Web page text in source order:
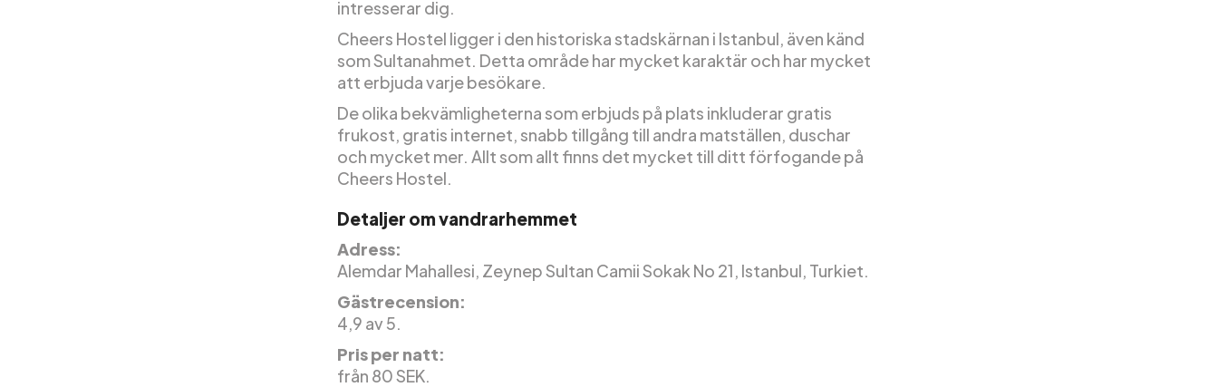
intresserar dig.
Cheers Hostel ligger i den historiska stadskärnan i Istanbul, även känd
som Sultanahmet. Detta område har mycket karaktär och har mycket
att erbjuda varje besökare.
De olika bekvämligheterna som erbjuds på plats inkluderar gratis
frukost, gratis internet, snabb tillgång till andra matställen, duschar
och mycket mer. Allt som allt finns det mycket till ditt förfogande på
Cheers Hostel.
Detaljer om vandrarhemmet
Adress:
Alemdar Mahallesi, Zeynep Sultan Camii Sokak No 21, Istanbul, Turkiet.
Gästrecension:
4,9 av 5.
Pris per natt:
från 80 SEK.